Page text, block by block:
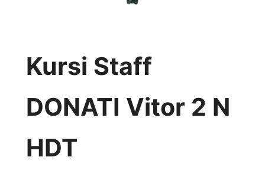
Kursi Staff
DONATI Vitor 2 N
HDT